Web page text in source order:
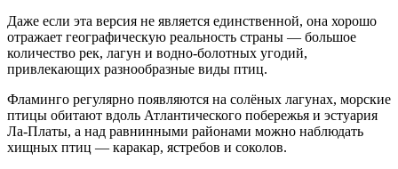
Даже если эта версия не является единственной, она хорошо
отражает географическую реальность страны — большое
количество рек, лагун и водно-болотных угодий,
привлекающих разнообразные виды птиц.
Фламинго регулярно появляются на солёных лагунах, морские
птицы обитают вдоль Атлантического побережья и эстуария
Ла-Платы, а над равнинными районами можно наблюдать
хищных птиц — каракар, ястребов и соколов.